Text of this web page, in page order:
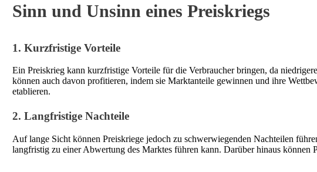
Sinn und Unsinn eines Preiskriegs
1. Kurzfristige Vorteile
Ein Preiskrieg kann kurzfristige Vorteile für die Verbraucher bringen, da
können auch davon profitieren, indem sie Marktanteile gewinnen und ihre
etablieren.
2. Langfristige Nachteile
Auf lange Sicht können Preiskriege jedoch zu schwerwiegenden Nachteilen
langfristig zu einer Abwertung des Marktes führen kann. Darüber hinaus